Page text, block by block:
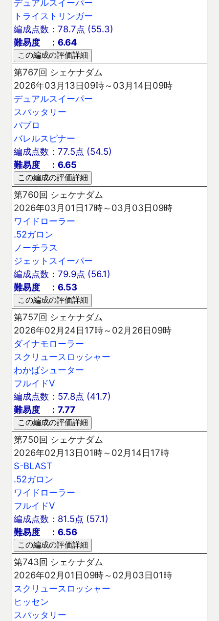
デュアルスイーパー
トライストリンガー
編成点数：78.7点 (55.3)
難易度 ：6.64
第767回 シェケナダム
2026年03月13日09時～03月14日09時
デュアルスイーパー
スパッタリー
パブロ
バレルスピナー
編成点数：77.5点 (54.5)
難易度 ：6.65
第760回 シェケナダム
2026年03月01日17時～03月03日09時
ワイドローラー
.52ガロン
ノーチラス
ジェットスイーパー
編成点数：79.9点 (56.1)
難易度 ：6.53
第757回 シェケナダム
2026年02月24日17時～02月26日09時
ダイナモローラー
スクリュースロッシャー
わかばシューター
フルイドV
編成点数：57.8点 (41.7)
難易度 ：7.77
第750回 シェケナダム
2026年02月13日01時～02月14日17時
S-BLAST
.52ガロン
ワイドローラー
フルイドV
編成点数：81.5点 (57.1)
難易度 ：6.56
第743回 シェケナダム
2026年02月01日09時～02月03日01時
スクリュースロッシャー
ヒッセン
スパッタリー